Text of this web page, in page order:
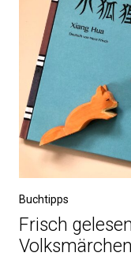
Buchtipps
Frisch